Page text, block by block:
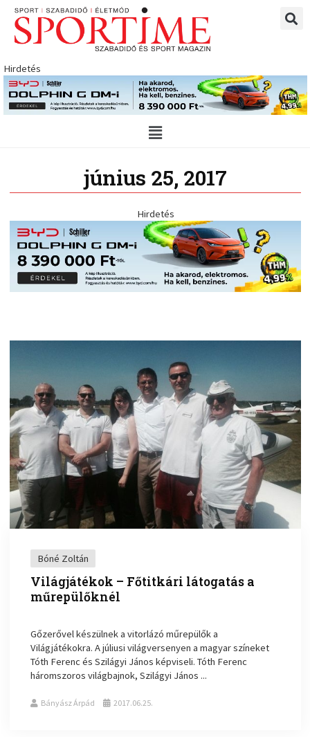
Skip
content
Hirdetés
Main
Menu
június 25, 2017
Hirdetés
Bóné Zoltán
Világjátékok – Főtitkári látogatás a
műrepülőknél
Gőzerővel készülnek a vitorlázó műrepülők a
Világjátékokra. A júliusi világversenyen a magyar színeket
Tóth Ferenc és Szilágyi János képviseli. Tóth Ferenc
háromszoros világbajnok, Szilágyi János ...
Bányász Árpád 2017.06.25.